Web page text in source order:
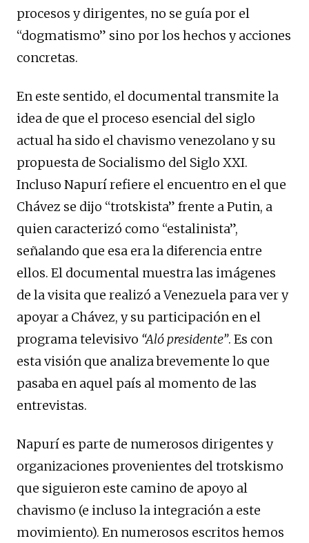
procesos y dirigentes, no se guía por el
“dogmatismo” sino por los hechos y acciones
concretas.
En este sentido, el documental transmite la
idea de que el proceso esencial del siglo
actual ha sido el chavismo venezolano y su
propuesta de Socialismo del Siglo XXI.
Incluso Napurí refiere el encuentro en el que
Chávez se dijo “trotskista” frente a Putin, a
quien caracterizó como “estalinista”,
señalando que esa era la diferencia entre
ellos. El documental muestra las imágenes
de la visita que realizó a Venezuela para ver y
apoyar a Chávez, y su participación en el
programa televisivo “Aló presidente”. Es con
esta visión que analiza brevemente lo que
pasaba en aquel país al momento de las
entrevistas.
Napurí es parte de numerosos dirigentes y
organizaciones provenientes del trotskismo
que siguieron este camino de apoyo al
chavismo (e incluso la integración a este
movimiento). En numerosos escritos hemos